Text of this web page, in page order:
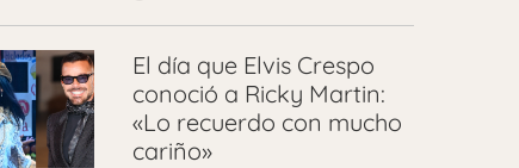
El día que Elvis Crespo
conoció a Ricky Martin:
«Lo recuerdo con mucho
cariño»